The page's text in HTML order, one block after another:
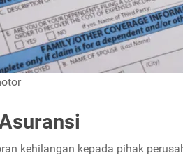
kehilangan kepada pihak